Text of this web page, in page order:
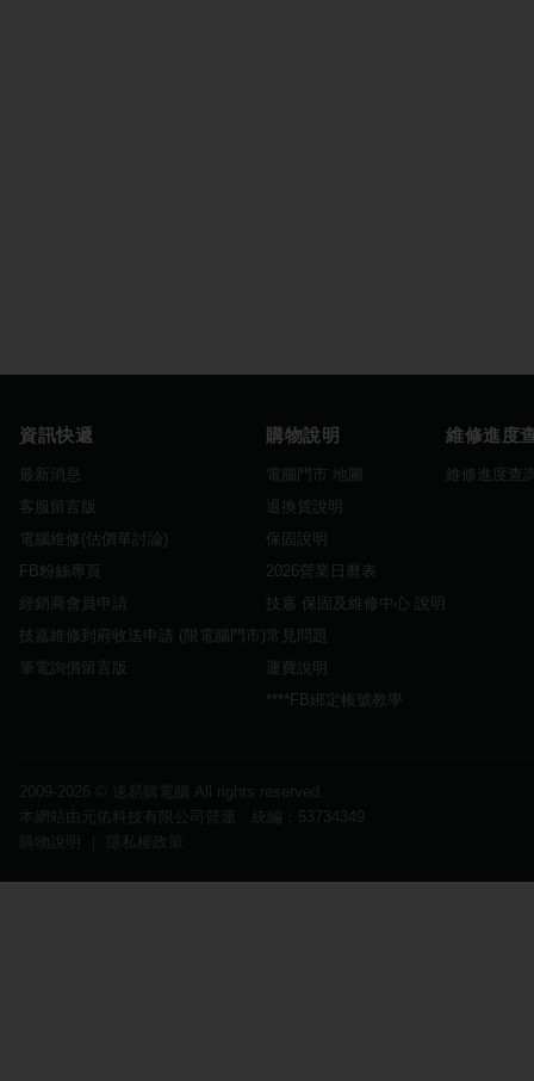
資訊快遞
最新消息
客服留言版
電腦維修(估價單討論)
FB粉絲專頁
經銷商會員申請
技嘉維修到府收送申請 (限電腦門市)
筆電詢價留言版
購物說明
電腦門市 地圖
退換貨說明
保固說明
2026營業日曆表
技嘉 保固及維修中心 說明
常見問題
運費說明
****FB綁定帳號教學
維修進度
維修進度查